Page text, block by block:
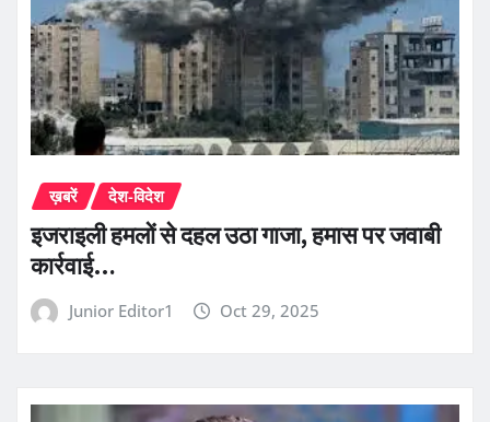
ख़बरें देश-विदेश
इजराइली हमलों से दहल उठा गाजा, हमास पर जवाबी
कार्रवाई…
Junior Editor1 Oct 29, 2025